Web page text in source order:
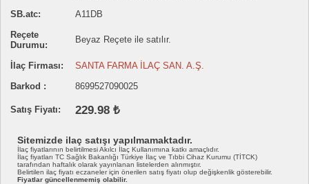
SB.atc:
A11DB
Reçete
Durumu:
Beyaz Reçete ile satılır.
İlaç Firması:
SANTA FARMA İLAÇ SAN. A.Ş.
Barkod :
8699527090025
Satış Fiyatı: 229.98 ₺
Sitemizde ilaç satışı yapılmamaktadır.
İlaç fiyatlarının belirtilmesi Akılcı İlaç Kullanımına katkı amaçlıdır.
İlaç fiyatları TC Sağlık Bakanlığı Türkiye İlaç ve Tıbbi Cihaz Kurumu (TİTCK)
tarafından haftalık olarak yayınlanan listelerden alınmıştır.
Belirtilen ilaç fiyatı eczaneler için önerilen satış fiyatı olup değişkenlik gösterebilir.
Fiyatlar güncellenmemiş olabilir.